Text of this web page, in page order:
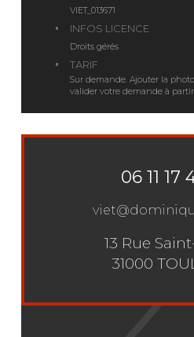
VIET_013671
INFOS LICENCE
Droits gérés
TARIF
Sur demande. Ajouter la
valider votre demande à
06 11 17
13 Rue
31000